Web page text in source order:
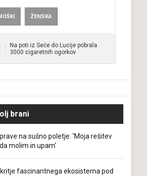
ŽENSKA
Na poti iz Seče do Lucije pobrala
3000 cigaretnih ogorkov
brani
na sušno poletje: 'Moja rešitev
molim in upam'
fascinantnega ekosistema pod